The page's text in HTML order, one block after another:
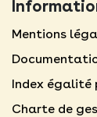
Mentions
Index égalité
Charte de